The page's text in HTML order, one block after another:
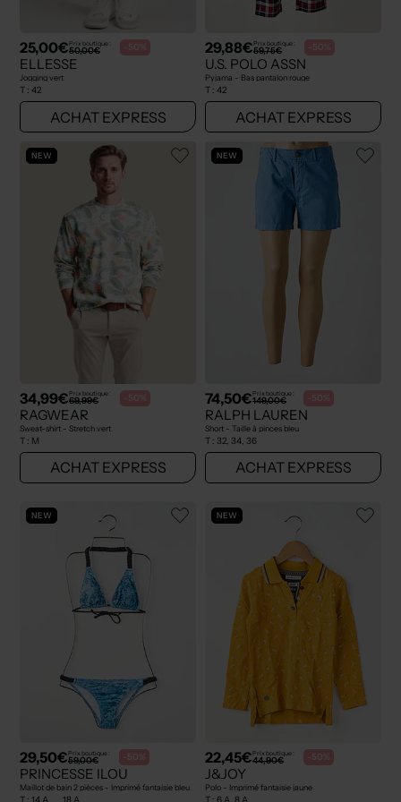
25,00€Prix boutique :
50,00€ -50%
ELLESSE
Jogging vert
T : 42
ACHAT EXPRESS
29,88€Prix boutique :
59,75€ -50%
U.S. POLO ASSN
Pyjama - Bas pantalon rouge
T : 42
ACHAT EXPRESS
NEW
34,99€Prix boutique :
69,99€ -50%
RAGWEAR
Sweat-shirt - Stretch vert
T : M
ACHAT EXPRESS
NEW
74,50€Prix boutique :
149,00€ -50%
RALPH LAUREN
Short - Taille à pinces bleu
T : 32, 34, 36
ACHAT EXPRESS
NEW
29,50€Prix boutique :
59,00€ -50%
PRINCESSE ILOU
Maillot de bain 2 pièces - Imprimé fantaisie bleu
NEW
22,45€Prix boutique :
44,90€ -50%
J&JOY
Polo - Imprimé fantaisie jaune